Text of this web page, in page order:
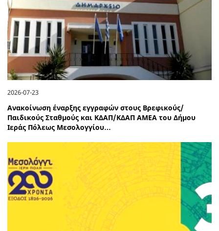
2026-07-23
Ανακοίνωση έναρξης εγγραφών στους Βρεφικούς/
Παιδικούς Σταθμούς και ΚΔΑΠ/ΚΔΑΠ ΑΜΕΑ του Δήμου
Ιεράς Πόλεως Μεσολογγίου…